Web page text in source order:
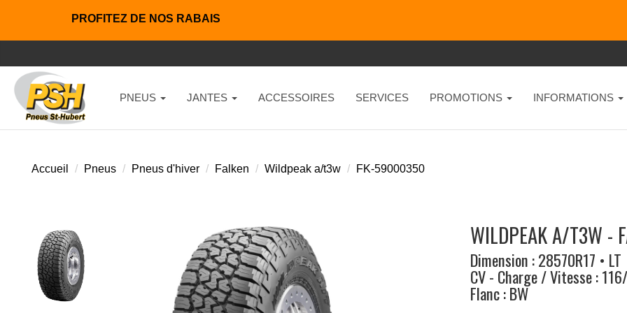
PROFITEZ DE NOS RABAIS
PNEUS JANTES ACCESSOIRES SERVICES PROMOTIONS INFORMATIONS
Accueil Pneus Pneus d'hiver Falken Wildpeak a/t3w FK-59000350
WILDPEAK A/T3W -
Dimension : 28570R17 • LT
CV - Charge / Vitesse :
Flanc : BW